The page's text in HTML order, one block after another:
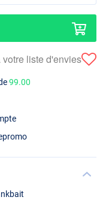
liste d'envies
99.00